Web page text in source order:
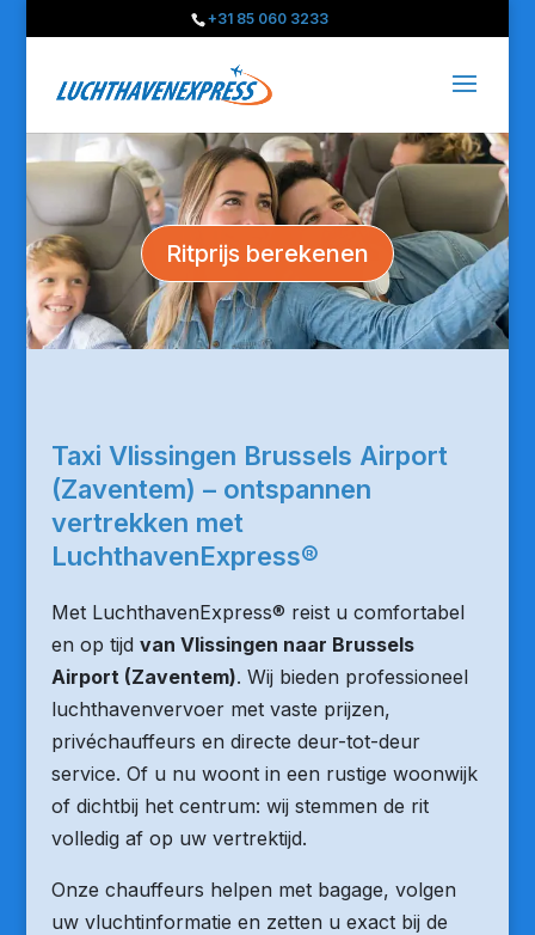
+31 85 060 3233
Ritprijs berekenen
Taxi Vlissingen Brussels Airport
(Zaventem) – ontspannen
vertrekken met
LuchthavenExpress®
Met LuchthavenExpress® reist u comfortabel
en op tijd van Vlissingen naar Brussels
Airport (Zaventem). Wij bieden professioneel
luchthavenvervoer met vaste prijzen,
privéchauffeurs en directe deur-tot-deur
service. Of u nu woont in een rustige woonwijk
of dichtbij het centrum: wij stemmen de rit
volledig af op uw vertrektijd.
Onze chauffeurs helpen met bagage, volgen
uw vluchtinformatie en zetten u exact bij de